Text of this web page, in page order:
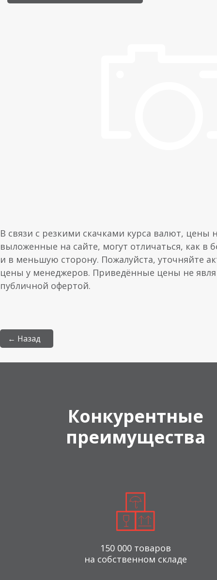
В связи с резкими скачками курса валют, цены
выложенные на сайте, могут отличаться, как в
и в меньшую сторону. Пожалуйста, уточняйте
цены у менеджеров. Приведённые цены не
публичной офертой.
← Назад
Конкурентные
преимущества
150 000 товаров
на собственном складе